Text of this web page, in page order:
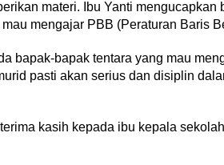
materi. Ibu Yanti mengucapkan
mengajar PBB (Peraturan Baris
bapak-bapak tentara yang mau
pasti akan serius dan disiplin
kasih kepada ibu kepala